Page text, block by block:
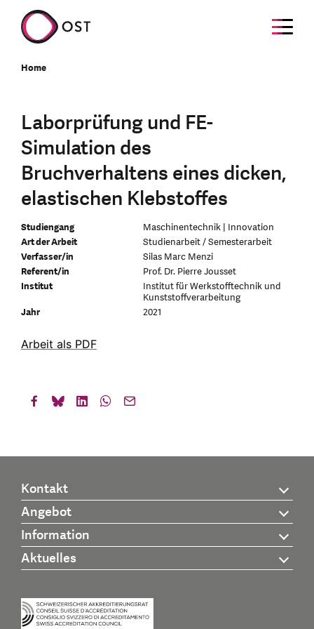
Home
Laborprüfung und FE-
Simulation des
Bruchverhaltens eines dicken,
elastischen Klebstoffes
Studiengang
Maschinentechnik | Innovation
Art der Arbeit
Studienarbeit / Semesterarbeit
Verfasser/in
Silas Marc Menzi
Referent/in
Prof. Dr. Pierre Jousset
Institut
Institut für Werkstofftechnik und
Kunststoffverarbeitung
Jahr
2021
Arbeit als PDF
Kontakt
Angebot
Information
Aktuelles